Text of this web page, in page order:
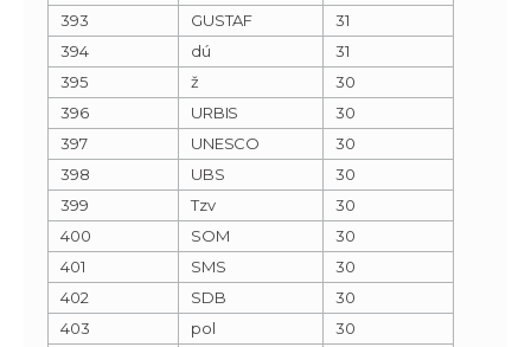
393
GUSTAF
31
394
dú
31
395
ž
30
396
URBIS
30
397
UNESCO
30
398
UBS
30
399
Tzv
30
400
SOM
30
401
SMS
30
402
SDB
30
403
pol
30